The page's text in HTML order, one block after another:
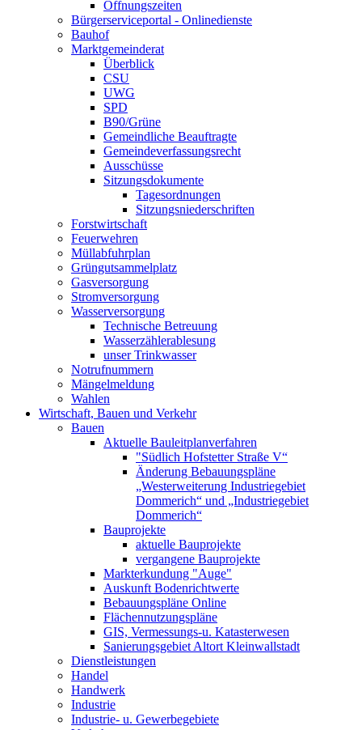
Öffnungszeiten
Bürgerserviceportal - Onlinedienste
Bauhof
Marktgemeinderat
Überblick
CSU
UWG
SPD
B90/Grüne
Gemeindliche Beauftragte
Gemeindeverfassungsrecht
Ausschüsse
Sitzungsdokumente
Tagesordnungen
Sitzungsniederschriften
Forstwirtschaft
Feuerwehren
Müllabfuhrplan
Grüngutsammelplatz
Gasversorgung
Stromversorgung
Wasserversorgung
Technische Betreuung
Wasserzählerablesung
unser Trinkwasser
Notrufnummern
Mängelmeldung
Wahlen
Wirtschaft, Bauen und Verkehr
Bauen
Aktuelle Bauleitplanverfahren
"Südlich Hofstetter Straße V“
Änderung Bebauungspläne
„Westerweiterung Industriegebiet
Dommerich“ und „Industriegebiet
Dommerich“
Bauprojekte
aktuelle Bauprojekte
vergangene Bauprojekte
Markterkundung "Auge"
Auskunft Bodenrichtwerte
Bebauungspläne Online
Flächennutzungspläne
GIS, Vermessungs-u. Katasterwesen
Sanierungsgebiet Altort Kleinwallstadt
Dienstleistungen
Handel
Handwerk
Industrie
Industrie- u. Gewerbegebiete